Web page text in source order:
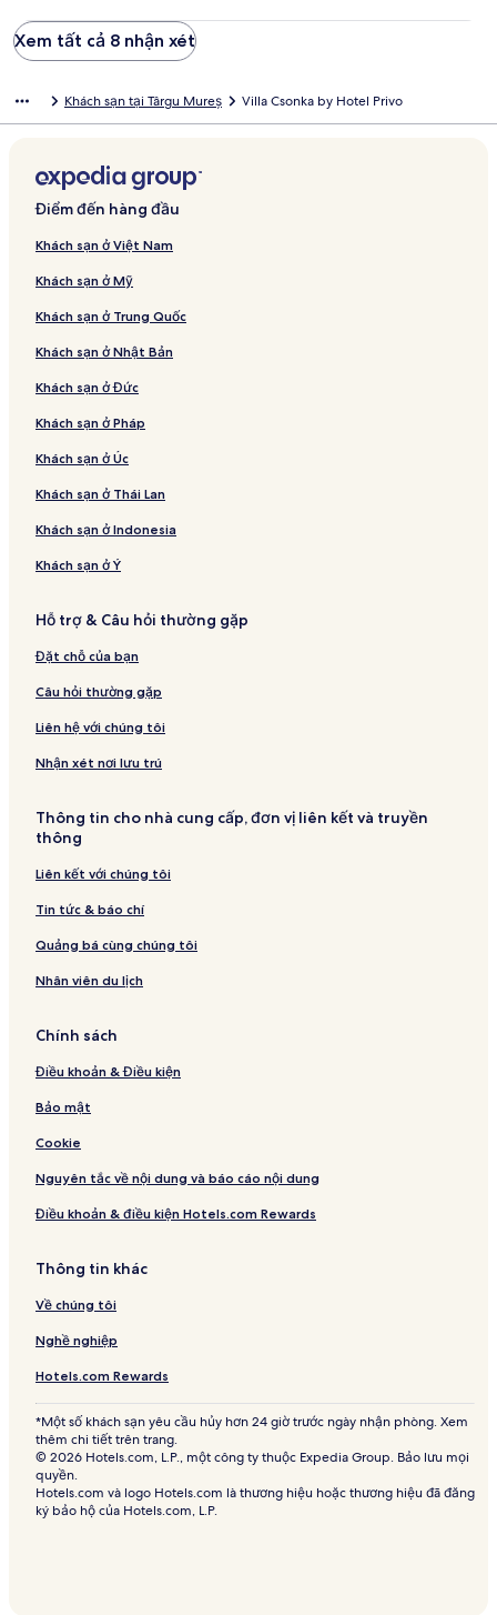
Xem tất cả 8 nhận xét
Khách sạn tại Târgu Mureș Villa Csonka by Hotel Privo
Điểm đến hàng đầu
Khách sạn ở Việt Nam
Khách sạn ở Mỹ
Khách sạn ở Trung Quốc
Khách sạn ở Nhật Bản
Khách sạn ở Đức
Khách sạn ở Pháp
Khách sạn ở Úc
Khách sạn ở Thái Lan
Khách sạn ở Indonesia
Khách sạn ở Ý
Hỗ trợ & Câu hỏi thường gặp
Đặt chỗ của bạn
Câu hỏi thường gặp
Liên hệ với chúng tôi
Nhận xét nơi lưu trú
Thông tin cho nhà cung cấp, đơn vị liên kết và truyền
thông
Liên kết với chúng tôi
Tin tức & báo chí
Quảng bá cùng chúng tôi
Nhân viên du lịch
Chính sách
Điều khoản & Điều kiện
Bảo mật
Cookie
Nguyên tắc về nội dung và báo cáo nội dung
Điều khoản & điều kiện Hotels.com Rewards
Thông tin khác
Về chúng tôi
Nghề nghiệp
Hotels.com Rewards
*Một số khách sạn yêu cầu hủy hơn 24 giờ trước ngày nhận phòng. Xem
thêm chi tiết trên trang.
© 2026 Hotels.com, L.P., một công ty thuộc Expedia Group. Bảo lưu mọi
quyền.
Hotels.com và logo Hotels.com là thương hiệu hoặc thương hiệu đã đăng
ký bảo hộ của Hotels.com, L.P.